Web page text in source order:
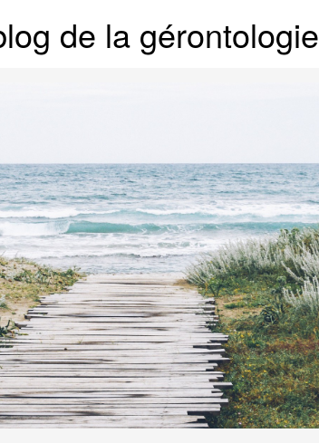
de la gérontologie